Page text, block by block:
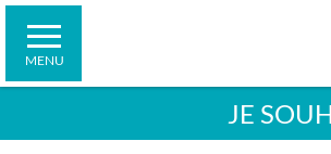
MENU
JE
Contacter la cellule d’écoute
Suivre des formations
Connaître les horaires de la
Faire un don